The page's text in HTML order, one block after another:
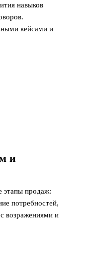
навыков
кейсами и
и
этапы продаж:
потребностей,
возражениями и